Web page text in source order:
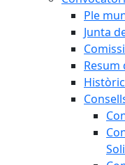
Ple
Junta
Resum